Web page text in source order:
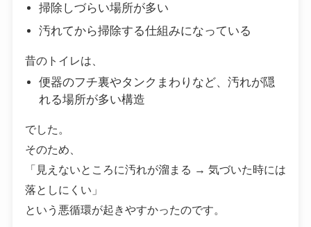
掃除しづらい場所が多い
汚れてから掃除する仕組みになっている
昔のトイレは、
便器のフチ裏やタンクまわりなど、汚れが隠
れる場所が多い構造
でした。
そのため、
「見えないところに汚れが溜まる → 気づいた時には
落としにくい」
という悪循環が起きやすかったのです。